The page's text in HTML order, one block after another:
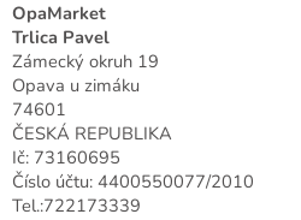
OpaMarket
Trlica Pavel
Zámecký okruh 19
Opava u zimáku
74601
ČESKÁ REPUBLIKA
Ič: 73160695
Číslo účtu: 4400550077/2010
Tel.:722173339